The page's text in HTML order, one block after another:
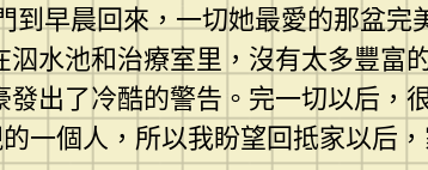
早晨回來，一切她最愛的那盆
水池和治療室里，沒有太多豐富
出了冷酷的警告。完一切以后，
一個人，所以我盼望回抵家以后